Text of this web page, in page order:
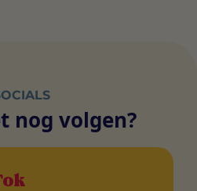
nog volgen?